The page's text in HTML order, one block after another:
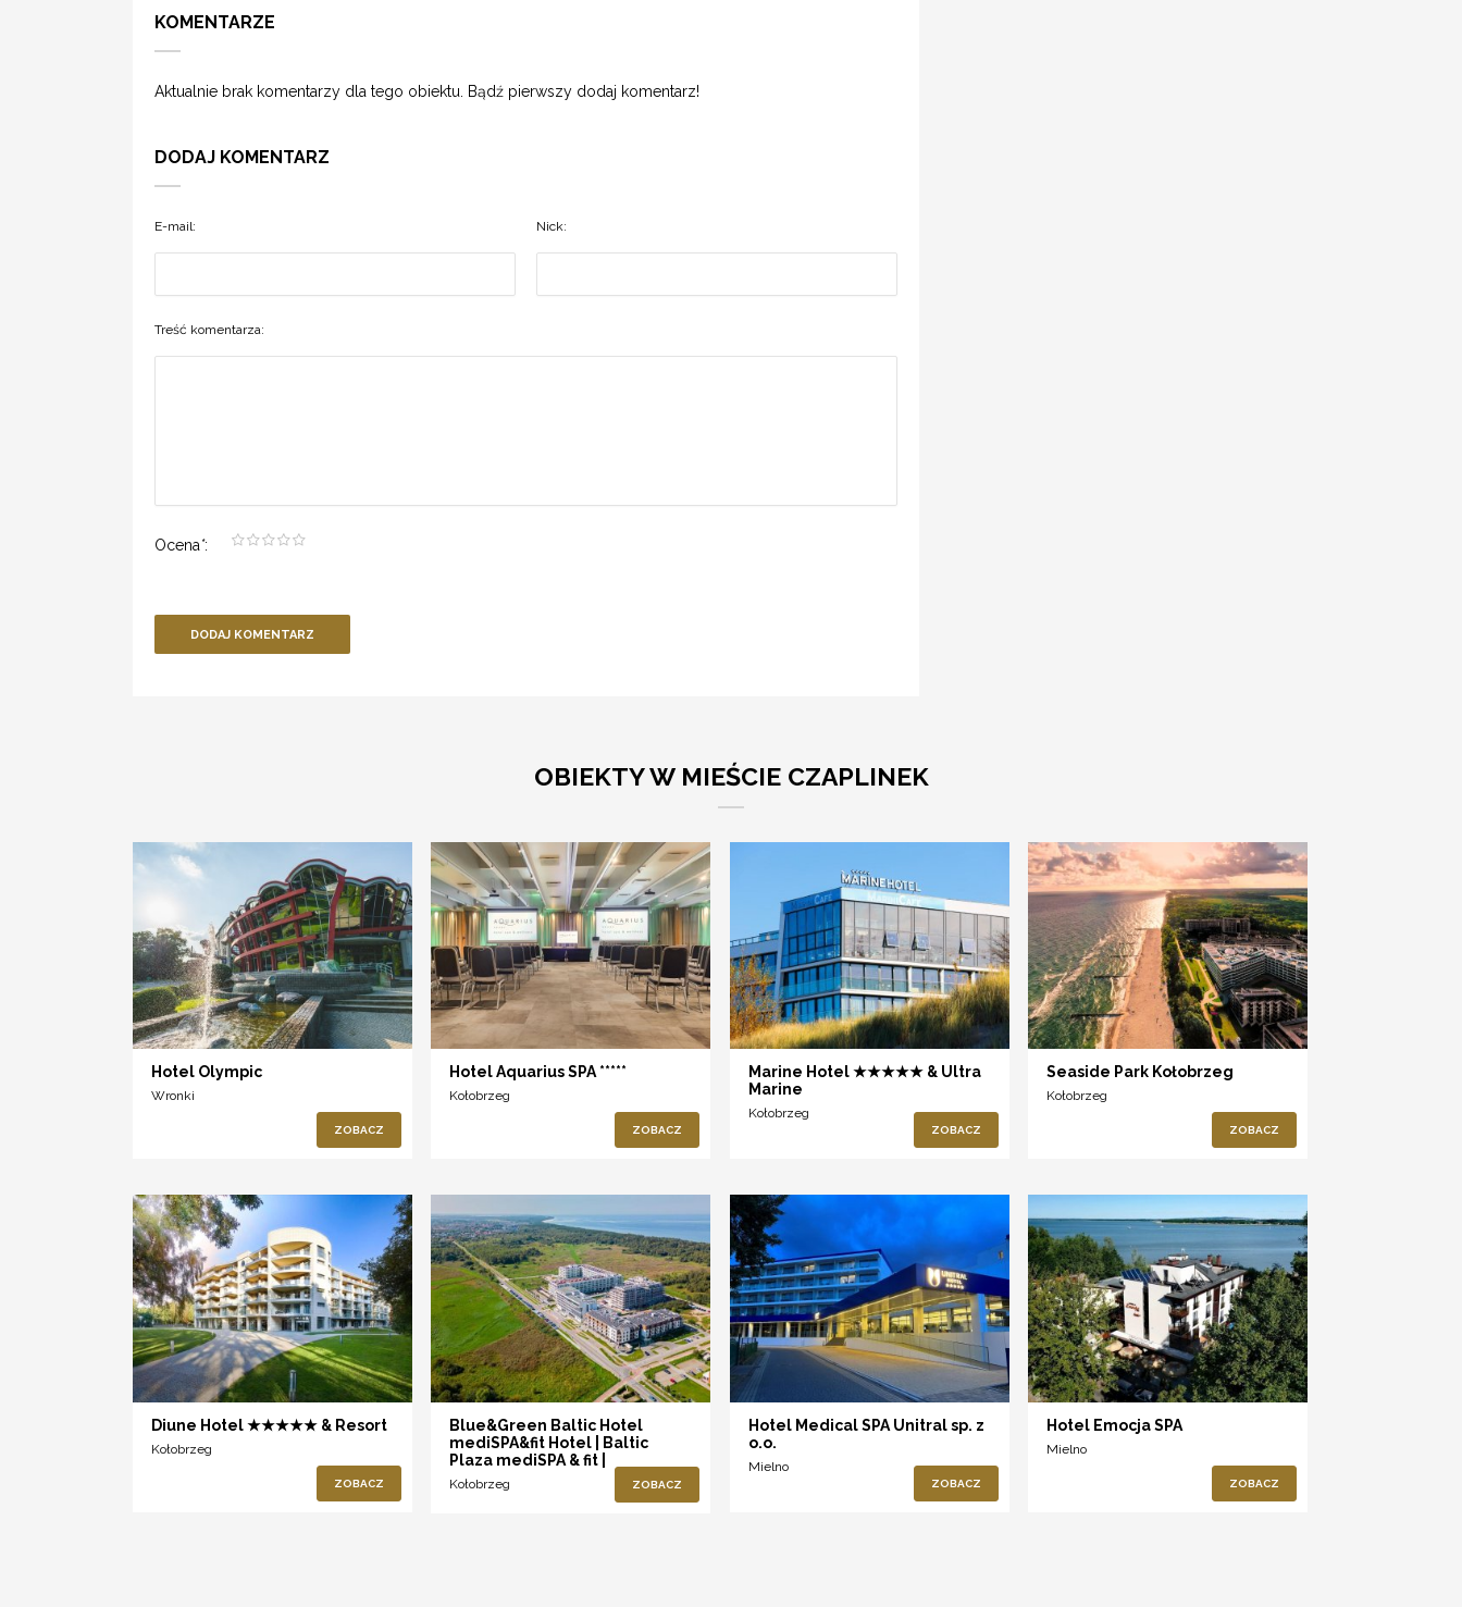
KOMENTARZE
Aktualnie brak komentarzy dla tego obiektu. Bądź pierwszy dodaj komentarz!
DODAJ KOMENTARZ
Nick:
E-mail:
Treść komentarza:
Ocena*:
DODAJ KOMENTARZ
OBIEKTY W MIEŚCIE CZAPLINEK
Hotel Olympic
Wronki
ZOBACZ
Hotel Aquarius SPA *****
Kołobrzeg
ZOBACZ
Marine Hotel ★★★★★ & Ultra
Marine
Kołobrzeg
ZOBACZ
Seaside Park Kołobrzeg
Kołobrzeg
ZOBACZ
Diune Hotel ★★★★★ & Resort
Kołobrzeg
ZOBACZ
Blue&Green Baltic Hotel
mediSPA&fit Hotel | Baltic
Plaza mediSPA & fit |
Kołobrzeg ZOBACZ
Hotel Medical SPA Unitral sp. z
o.o.
Mielno
ZOBACZ
Hotel Emocja SPA
Mielno
ZOBACZ